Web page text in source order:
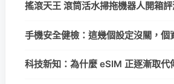
搖滾天王 滾筒活水掃拖機器人開箱評
手機安全健檢：這幾個設定沒關，個
科技新知：為什麼 eSIM 正逐漸取代